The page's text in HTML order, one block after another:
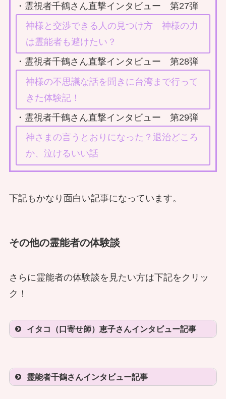
・霊視者千鶴さん直撃インタビュー 第27弾
神様と交渉できる人の見つけ方 神様の力
は霊能者も避けたい？
・霊視者千鶴さん直撃インタビュー 第28弾
神様の不思議な話を聞きに台湾まで行って
きた体験記！
・霊視者千鶴さん直撃インタビュー 第29弾
神さまの言うとおりになった？退治どころ
か、泣けるいい話
下記もかなり面白い記事になっています。
その他の霊能者の体験談
さらに霊能者の体験談を見たい方は下記をクリッ
ク！
イタコ（口寄せ師）恵子さんインタビュー記事
霊能者千鶴さんインタビュー記事